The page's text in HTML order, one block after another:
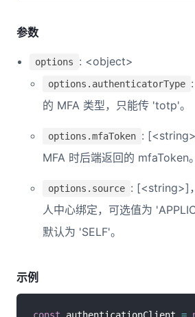
参数
options : <object>
options.authenticatorType
的 MFA 类型，只能传 'totp'。
options.mfaToken :
MFA 时后端返回的 mfaToken。
options.source : [<string>]
人中心绑定，可选值为
默认为 'SELF'。
示例
const authenticationClient =